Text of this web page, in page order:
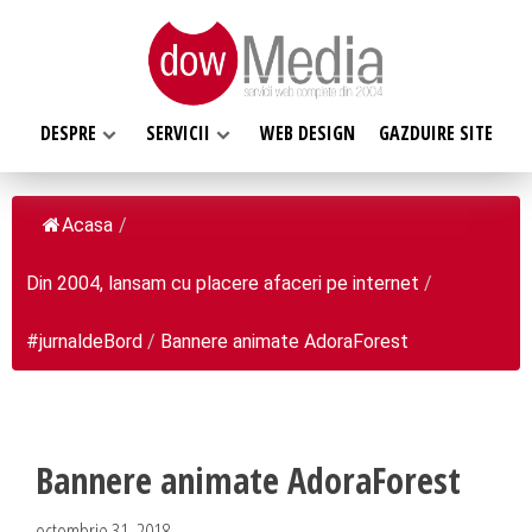
DESPRE SERVICII WEB DESIGN GAZDUIRE SITE
DESPRE NOI
Despre noi
Clientii nostri
SERVICII WEB
Web design
Web Hosting, Gazduire site
Inregistrari, Rezervari domenii
Acasa /
Din 2004, lansam cu placere afaceri pe internet /
#jurnaldeBord / Bannere animate AdoraForest
Bannere animate AdoraForest